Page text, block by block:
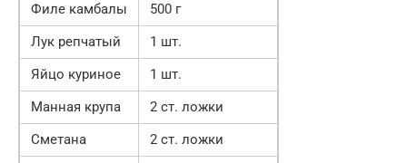
Филе камбалы
500 г
Лук репчатый
1 шт.
Яйцо куриное
1 шт.
Манная крупа
2 ст. ложки
Сметана
2 ст. ложки